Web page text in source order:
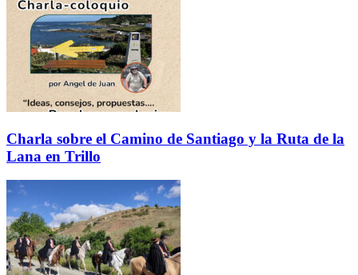
Charla sobre el Camino de Santiago y la Ruta de la
Lana en Trillo